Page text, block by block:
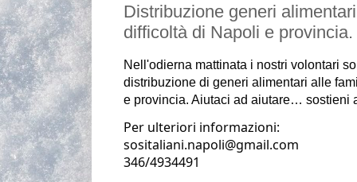
Distribuzione generi
difficoltà di Napoli e provincia.
Nell'odierna mattinata i nostri volontari
distribuzione di generi alimentari alle
e provincia. Aiutaci ad aiutare… sostieni
Per ulteriori informazioni:
sositaliani.napoli@gmail.com
346/4934491